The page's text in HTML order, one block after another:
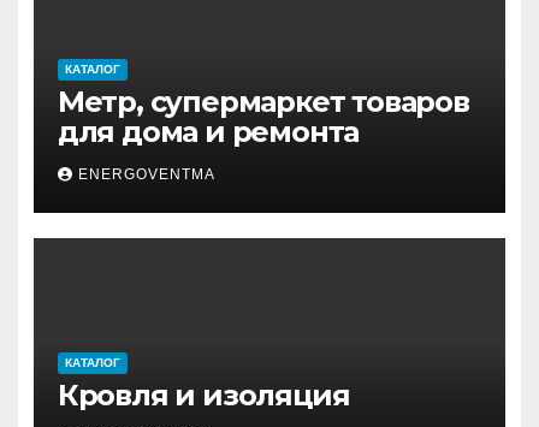
КАТАЛОГ
Метр, супермаркет товаров
для дома и ремонта
ENERGOVENTMA
КАТАЛОГ
Кровля и изоляция